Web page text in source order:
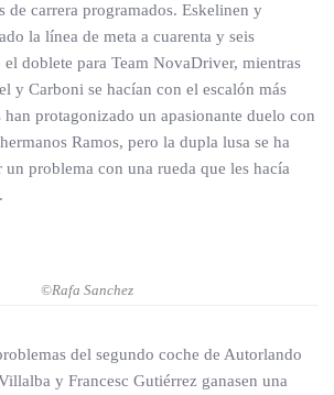
de carrera programados. Eskelinen y
la línea de meta a cuarenta y seis
el doblete para Team NovaDriver, mientras
y Carboni se hacían con el escalón más
protagonizado un apasionante duelo con
Ramos, pero la dupla lusa se ha
problema con una rueda que les hacía
©Rafa Sanchez
del segundo coche de Autorlando
y Francesc Gutiérrez ganasen una